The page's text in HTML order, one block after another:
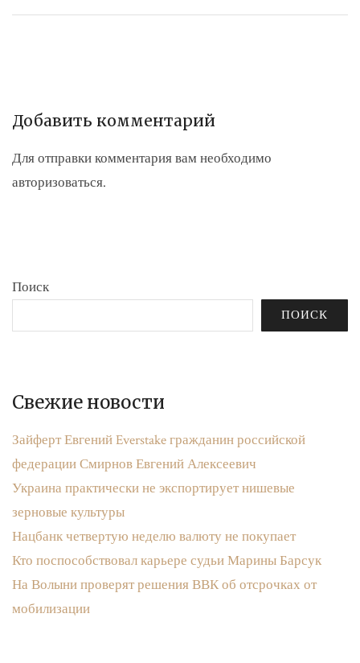
Добавить комментарий
Для отправки комментария вам необходимо
авторизоваться.
Поиск
ПОИСК
Свежие новости
Зайферт Евгений Everstake гражданин российской
федерации Смирнов Евгений Алексеевич
Украина практически не экспортирует нишевые
зерновые культуры
Нацбанк четвертую неделю валюту не покупает
Кто поспособствовал карьере судьи Марины Барсук
На Волыни проверят решения ВВК об отсрочках от
мобилизации